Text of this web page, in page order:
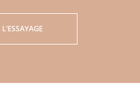
L'ESSAYAGE